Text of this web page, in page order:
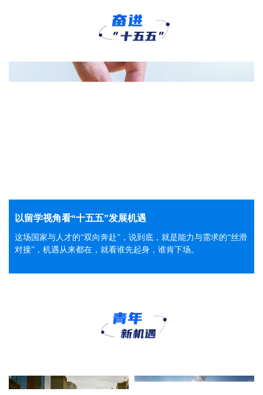
以留学视角看“十五五”发展机遇
这场国家与人才的“双向奔赴”，说到底，就是能力与需求的“丝滑
对接”，机遇从来都在，就看谁先起身，谁肯下场。